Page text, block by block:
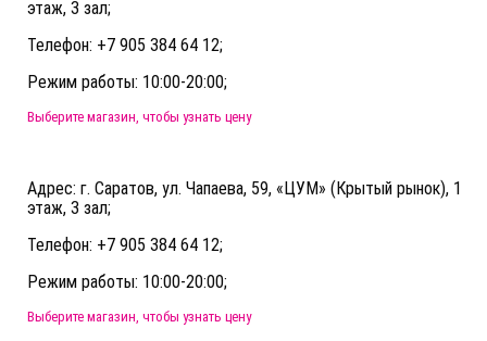
этаж, 3 зал;
Телефон: +7 905 384 64 12;
Режим работы: 10:00-20:00;
Выберите магазин, чтобы узнать цену
Адрес: г. Саратов, ул. Чапаева, 59, «ЦУМ» (Крытый рынок), 1
этаж, 3 зал;
Телефон: +7 905 384 64 12;
Режим работы: 10:00-20:00;
Выберите магазин, чтобы узнать цену